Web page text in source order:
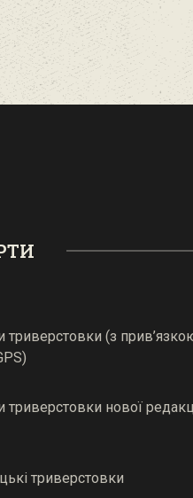
триверстовки (з
триверстовки нової
триверстовки